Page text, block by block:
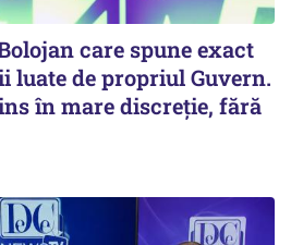
care spune exact
luate de propriul Guvern.
în mare discreție, fără